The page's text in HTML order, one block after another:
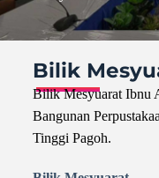
Bilik
Bilik Mesyuarat Ibnu
Bangunan
Tinggi Pagoh.